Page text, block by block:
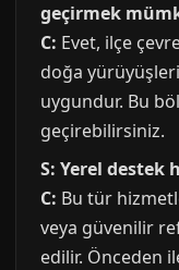
geçirmek
C: Evet, ilçe
doğa
uygundur. Bu
geçirebilirsiniz.
S: Yerel destek
C: Bu tür
veya güvenilir
edilir. Önceden